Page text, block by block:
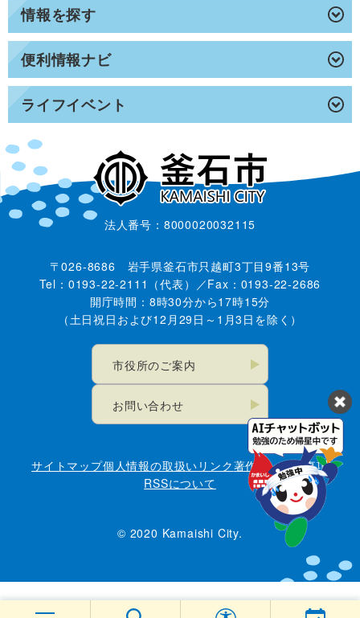
情報を探す
便利情報ナビ
ライフイベント
法人番号：8000020032115
〒026-8686 岩手県釜石市只越町3丁目9番13号
Tel：0193-22-2111（代表）／Fax：0193-22-2686
開庁時間：8時30分から17時15分
（土日祝日および12月29日～1月3日を除く）
市役所のご案内
お問い合わせ
サイトマップ個人情報の取扱い リンク著作権・免責事項
RSSについて
© 2020 Kamaishi City.